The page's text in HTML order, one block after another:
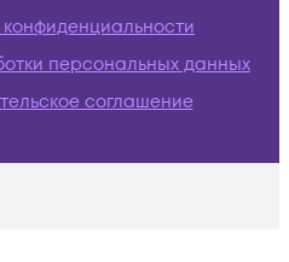
персональных данных
соглашение